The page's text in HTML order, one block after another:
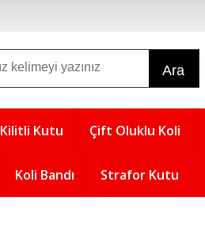
Ara
Kilitli Kutu Çift Oluklu Koli
Koli Bandı Strafor Kutu